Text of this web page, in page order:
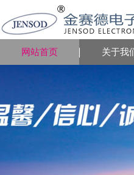
网站首页 关于我